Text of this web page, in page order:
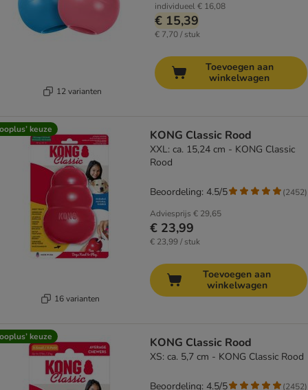
12 varianten
individueel€ 16,08
€ 15,39
€ 7,70 / stuk
Toevoegen aan
winkelwagen
keuze
16 varianten
KONG Classic Rood
XXL: ca. 15,24 cm - KONG Classic
Rood
Adviesprijs € 29,65
€ 23,99
€ 23,99 / stuk
Beoordeling: 4.5/5 (2452)
Toevoegen aan
winkelwagen
keuze KONG Classic Rood
XS: ca. 5,7 cm - KONG Classic Rood
Beoordeling: 4.5/5 (2452)